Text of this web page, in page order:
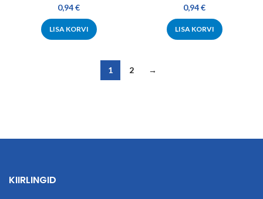
0,94€
LISA KORVI
0,94€
LISA KORVI
1 2 →
KIIRLINGID